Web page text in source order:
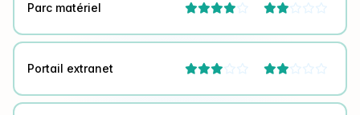
Parc matériel  
Portail extranet  